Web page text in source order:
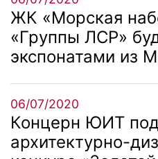
ЖК «Морская
«Группы ЛСР»
экспонатами из
06/07/2020
Концерн ЮИТ
архитектурно-